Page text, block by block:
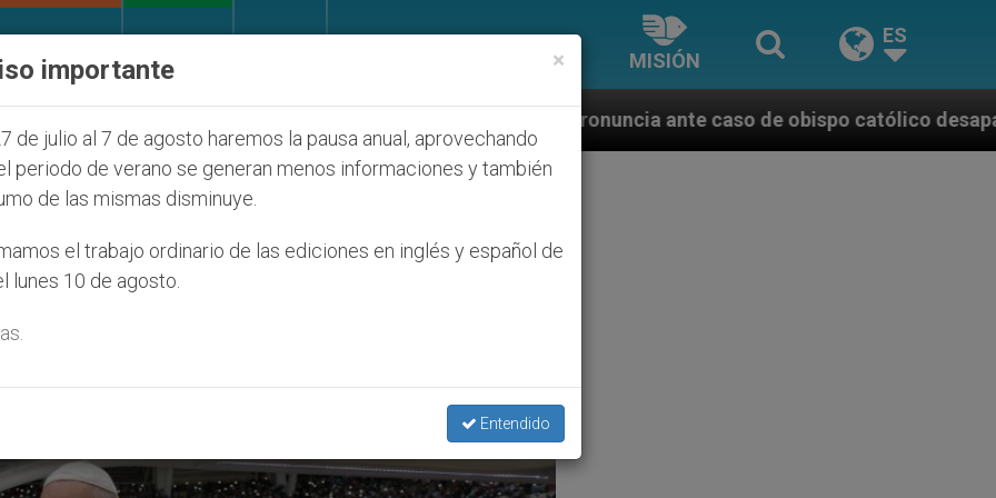
MISIÓN
ES
Seúl 2027 ONU se pronuncia ante caso de obispo católico desaparecido por la
De Los Pueblos’
×
importante
de julio al 7 de agosto haremos la pausa anual, aprovechando
periodo de verano se generan menos informaciones y también
de las mismas disminuye.
el trabajo ordinario de las ediciones en inglés y español de
lunes 10 de agosto.
Entendido